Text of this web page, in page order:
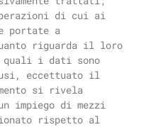
di cui ai
portate a
riguarda il loro
quali i dati sono
eccettuato il
si rivela
impiego di mezzi
rispetto al